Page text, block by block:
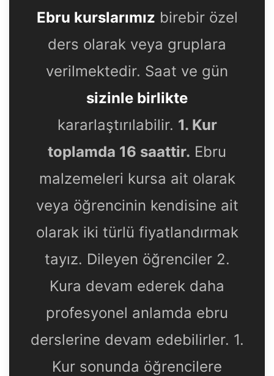
Ebru kurslarımız birebir özel
ders olarak veya gruplara
verilmektedir. Saat ve gün
sizinle birlikte
kararlaştırılabilir. 1. Kur
toplamda 16 saattir. Ebru
malzemeleri kursa ait olarak
veya öğrencinin kendisine ait
olarak iki türlü fiyatlandırmak
tayız. Dileyen öğrenciler 2.
Kura devam ederek daha
profesyonel anlamda ebru
derslerine devam edebilirler. 1.
Kur sonunda öğrencilere